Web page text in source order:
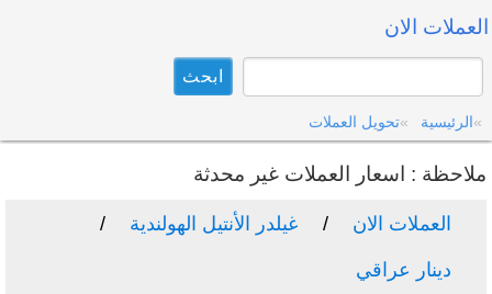
العملات الان
الرئيسية تحويل العملات
ملاحظة : اسعار العملات غير محدثة
العملات الان غيلدر الأنتيل الهولندية
دينار عراقي